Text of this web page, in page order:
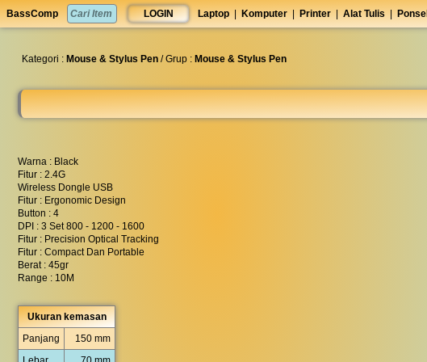
BassComp LOGIN Laptop Komputer Printer Alat Tulis Ponsel
anti
lelet
Kategori : Mouse & Stylus Pen / Grup : Mouse & Stylus Pen
Warna : Black
Fitur : 2.4G
Wireless Dongle USB
Fitur : Ergonomic Design
Button : 4
DPI : 3 Set 800 - 1200 - 1600
Fitur : Precision Optical Tracking
Fitur : Compact Dan Portable
Berat : 45gr
Range : 10M
Ukuran kemasan
Panjang
150 mm